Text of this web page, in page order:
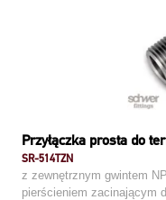
Przyłączka prosta do
SR-514TZN
z zewnętrznym gwintem
pierścieniem zacinającym